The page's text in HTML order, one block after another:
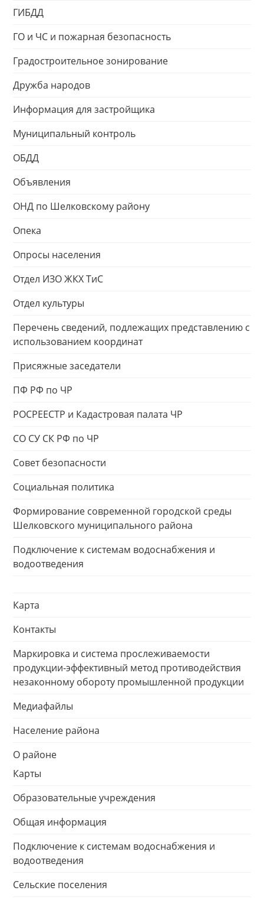
ГИБДД
ГО и ЧС и пожарная безопасность
Градостроительное зонирование
Дружба народов
Информация для застройщика
Муниципальный контроль
ОБДД
Объявления
ОНД по Шелковскому району
Опека
Опросы населения
Отдел ИЗО ЖКХ ТиС
Отдел культуры
Перечень сведений, подлежащих представлению с
использованием координат
Присяжные заседатели
ПФ РФ по ЧР
РОСРЕЕСТР и Кадастровая палата ЧР
СО СУ СК РФ по ЧР
Совет безопасности
Социальная политика
Формирование современной городской среды
Шелковского муниципального района
Подключение к системам водоснабжения и
водоотведения
Карта
Контакты
Маркировка и система прослеживаемости
продукции-эффективный метод противодействия
незаконному обороту промышленной продукции
Медиафайлы
Население района
О районе
Карты
Образовательные учреждения
Общая информация
Подключение к системам водоснабжения и
водоотведения
Сельские поселения